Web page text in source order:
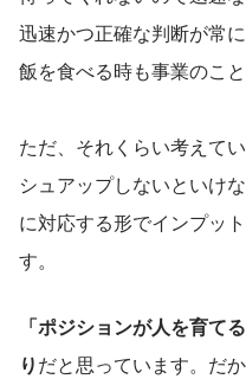
迅速かつ正確な判断が常
飯を食べる時も事業のこ
ただ、それくらい考えて
シュアップしないといけ
に対応する形でインプッ
す。
「ポジションが人を育て
りだと思っています。だ